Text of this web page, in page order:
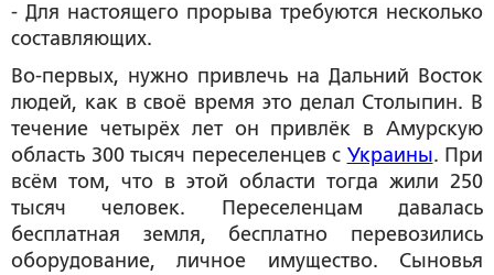
- Для настоящего прорыва требуются несколько
составляющих.
Во-первых, нужно привлечь на Дальний Восток
людей, как в своё время это делал Столыпин. В
течение четырёх лет он привлёк в Амурскую
область 300 тысяч переселенцев с Украины. При
всём том, что в этой области тогда жили 250
тысяч человек. Переселенцам давалась
бесплатная земля, бесплатно перевозились
оборудование, личное имущество. Сыновья